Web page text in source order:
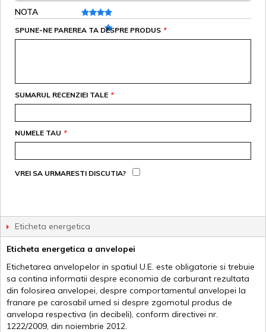
NOTA
*
SPUNE-NE PAREREA TA DESPRE PRODUS
*
SUMARUL RECENZIEI TALE
*
NUMELE TAU
VREI SA URMARESTI DISCUTIA?
Eticheta energetica
Eticheta energetica a anvelopei
Etichetarea anvelopelor in spatiul U.E. este obligatorie si trebuie
sa contina informatii despre economia de carburant rezultata
din folosirea anvelopei, despre comportamentul anvelopei la
franare pe carosabil umed si despre zgomotul produs de
anvelopa respectiva (in decibeli), conform directivei nr.
1222/2009, din noiembrie 2012.